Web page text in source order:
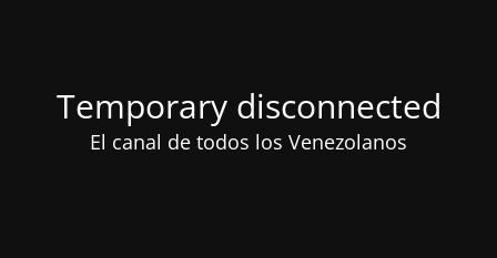
Temporary disconnected
El canal de todos los Venezolanos